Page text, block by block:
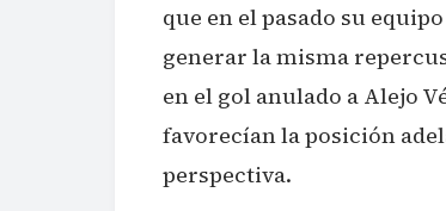
que en el pasado su
generar la misma
en el gol anulado a Alejo
favorecían la posición
perspectiva.